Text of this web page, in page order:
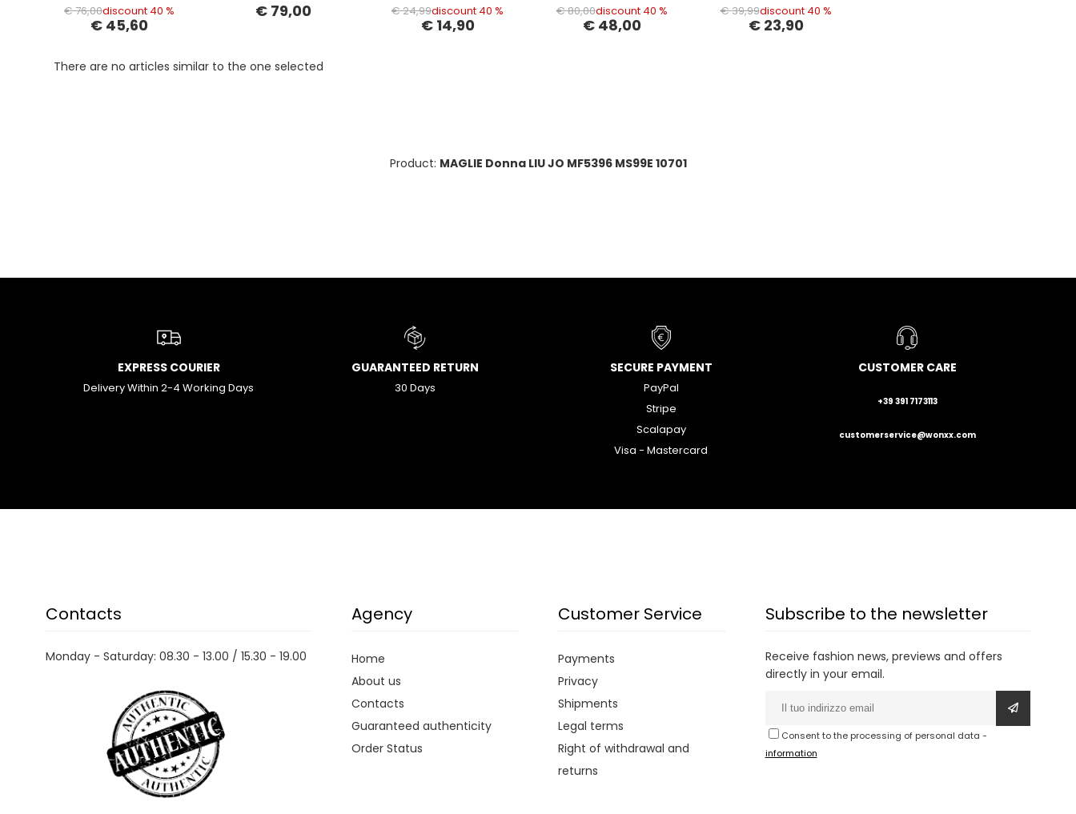
€ 76,00discount 40 %
€ 45,60
€ 79,00 € 24,99discount 40 %
€ 14,90
€ 80,00discount 40 %
€ 48,00
€ 39,99discount 40 %
€ 23,90
There are no articles similar to the one selected
Product: MAGLIE Donna LIU JO MF5396 MS99E 10701
EXPRESS COURIER
Delivery Within 2-4 Working Days
GUARANTEED RETURN
30 Days
SECURE PAYMENT
PayPal
Stripe
Scalapay
Visa - Mastercard
CUSTOMER CARE
+39 391 7173113
customerservice@wonxx.com
Contacts
Monday - Saturday: 08.30 - 13.00 / 15.30 - 19.00
Agency
Home
About us
Contacts
Guaranteed authenticity
Order Status
Customer Service
Payments
Privacy
Shipments
Legal terms
Right of withdrawal and
returns
Subscribe to the newsletter
Receive fashion news, previews and offers
directly in your email.
Consent to the processing of personal data -
information